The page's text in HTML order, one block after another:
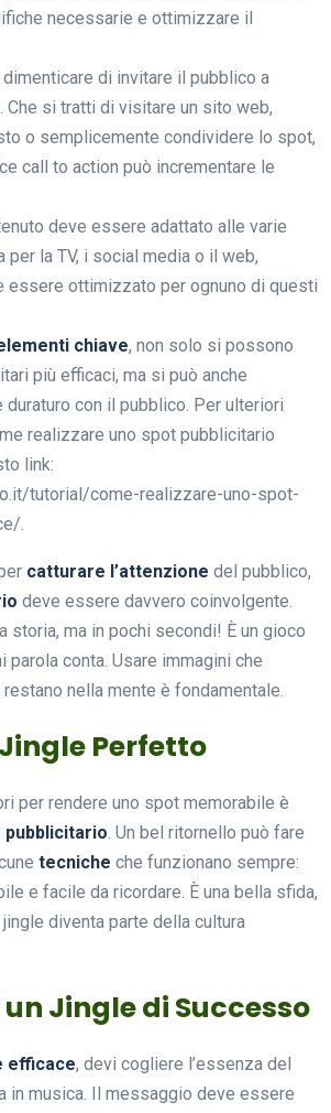
necessarie e ottimizzare il
dimenticare di invitare il pubblico a
Che si tratti di visitare un sito web,
o semplicemente condividere lo spot,
call to action può incrementare le
deve essere adattato alle varie
per la TV, i social media o il web,
essere ottimizzato per ognuno di questi
chiave, non solo si possono
più efficaci, ma si può anche
duraturo con il pubblico. Per ulteriori
realizzare uno spot pubblicitario
link:
tutorial/come-realizzare-uno-spot-
.
catturare l’attenzione del pubblico,
deve essere davvero coinvolgente.
storia, ma in pochi secondi! È un gioco
conta. Usare immagini che
nella mente è fondamentale.
Perfetto
per rendere uno spot memorabile è
pubblicitario. Un bel ritornello può fare
tecniche che funzionano sempre:
e facile da ricordare. È una bella sfida,
diventa parte della cultura
Jingle di Successo
efficace, devi cogliere l’essenza del
in musica. Il messaggio deve essere